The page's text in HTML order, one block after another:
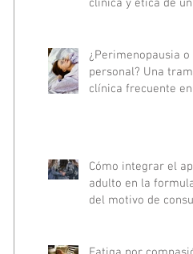
clínica y ética de
¿Perimenopausia o
personal? Una
clínica frecuente
Cómo integrar el
adulto en la
del motivo de